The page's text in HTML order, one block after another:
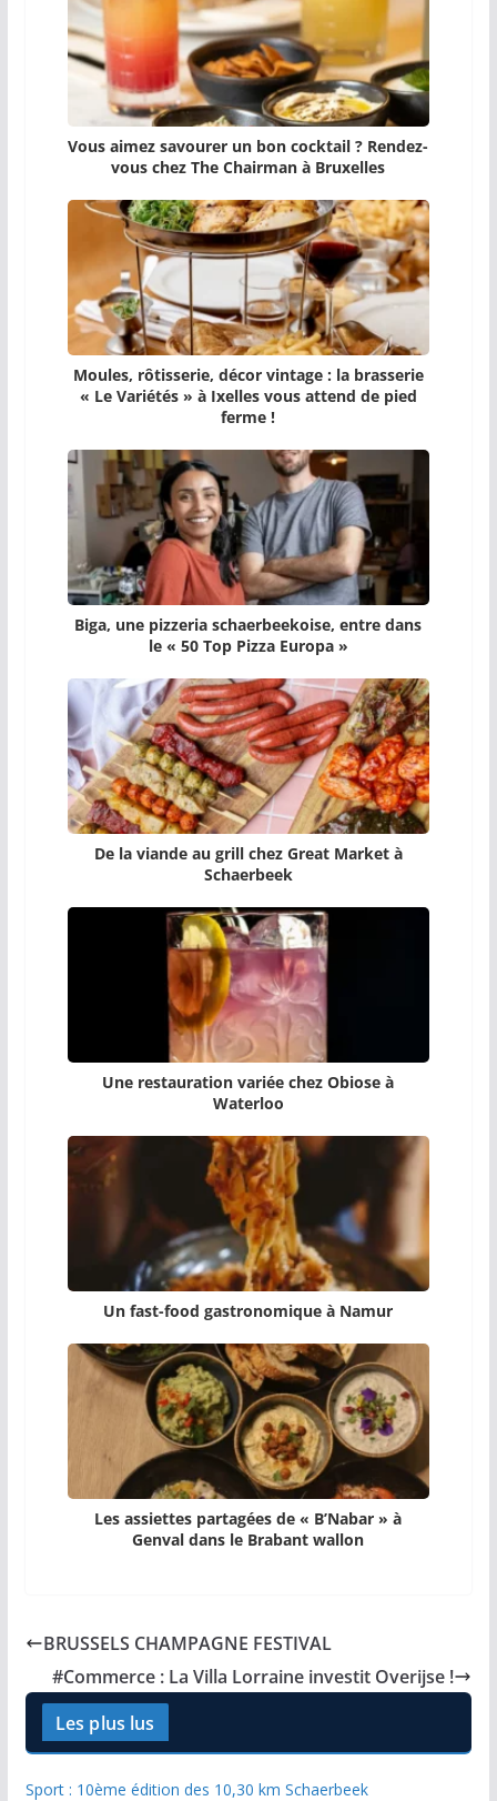
Vous aimez savourer un bon cocktail ? Rendez-
vous chez The Chairman à Bruxelles
Moules, rôtisserie, décor vintage : la brasserie
« Le Variétés » à Ixelles vous attend de pied
ferme !
Biga, une pizzeria schaerbeekoise, entre dans
le « 50 Top Pizza Europa »
De la viande au grill chez Great Market à
Schaerbeek
Une restauration variée chez Obiose à
Waterloo
Un fast-food gastronomique à Namur
Les assiettes partagées de « B’Nabar » à
Genval dans le Brabant wallon
BRUSSELS CHAMPAGNE FESTIVAL
#Commerce : La Villa Lorraine investit Overijse !
Les plus lus
Sport : 10ème édition des 10,30 km Schaerbeek